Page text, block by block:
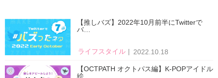
【推しバズ】2022年10月前半にTwitterで
バ…
ライフスタイル 2022.10.18
【OCTPATH オクトパス編】K-POPアイドル
絵…